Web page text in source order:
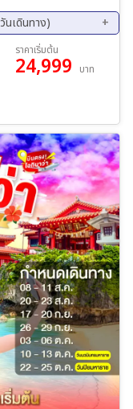
เดินทาง)
. 69 - 25 ส.ค. 69
. 69 - 09 ก.ย. 69
. 69 - 23 ก.ย. 69
ราคาเริ่มต้น
24,999 บาท